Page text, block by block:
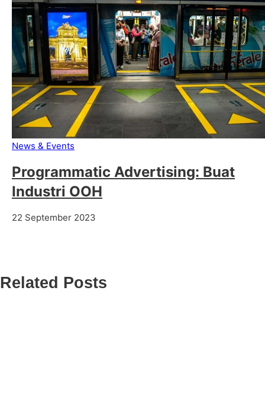
News & Events
Programmatic Advertising: Buat
Industri OOH
22 September 2023
Related Posts